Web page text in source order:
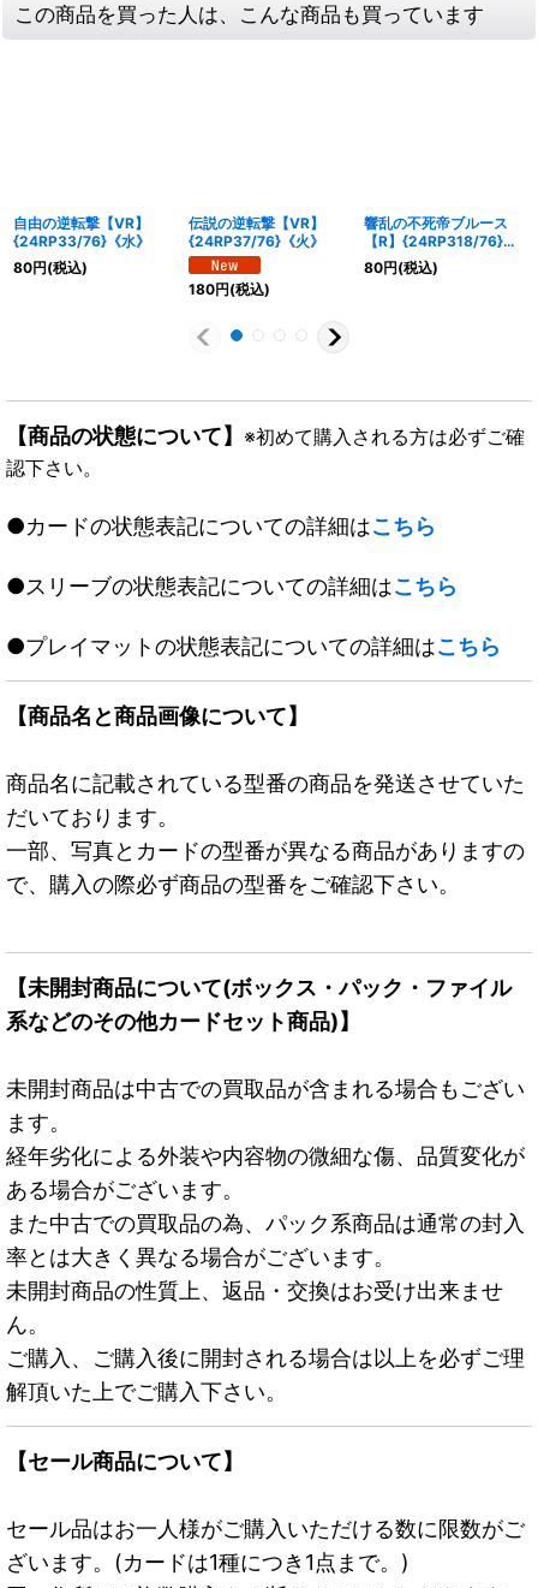
この商品を買った人は、こんな商品も買っています
自由の逆転撃【VR】
{24RP33/76}《水》
80円(税込)
伝説の逆転撃【VR】
{24RP37/76}《火》
180円(税込)
響乱の不死帝ブルース
【R】{24RP318/76}
《水》
80円(税込)
【商品の状態について】 ※初めて購入される方は必ずご確
認下さい。
●カードの状態表記についての詳細はこちら
●スリーブの状態表記についての詳細はこちら
●プレイマットの状態表記についての詳細はこちら
【商品名と商品画像について】
商品名に記載されている型番の商品を発送させていた
だいております。
一部、写真とカードの型番が異なる商品がありますの
で、購入の際必ず商品の型番をご確認下さい。
【未開封商品について(ボックス・パック・ファイル
系などのその他カードセット商品)】
未開封商品は中古での買取品が含まれる場合もござい
ます。
経年劣化による外装や内容物の微細な傷、品質変化が
ある場合がございます。
また中古での買取品の為、パック系商品は通常の封入
率とは大きく異なる場合がございます。
未開封商品の性質上、返品・交換はお受け出来ませ
ん。
ご購入、ご購入後に開封される場合は以上を必ずご理
解頂いた上でご購入下さい。
【セール商品について】
セール品はお一人様がご購入いただける数に限数がご
ざいます。(カードは1種につき1点まで。)